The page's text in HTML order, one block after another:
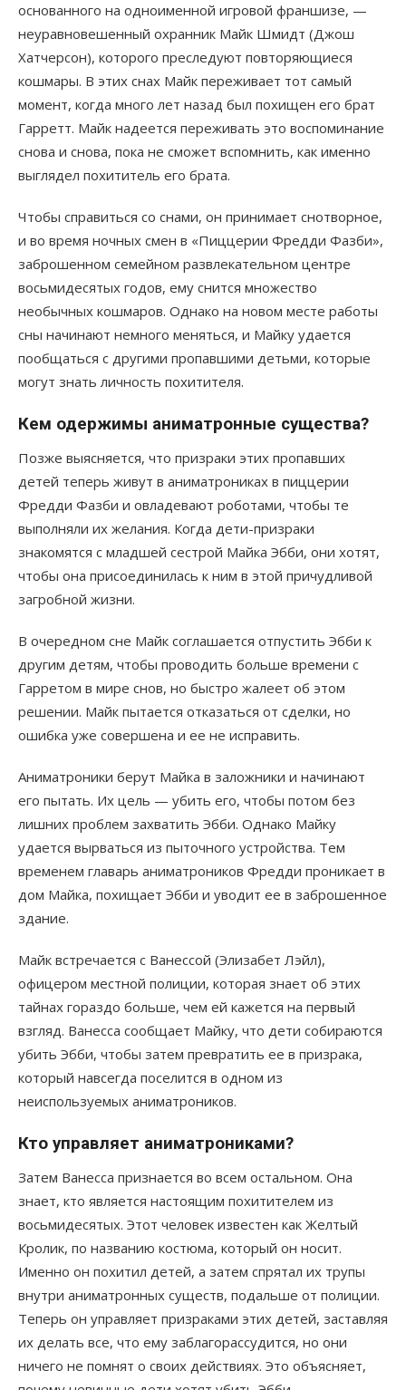
основанного на одноименной игровой франшизе, —
неуравновешенный охранник Майк Шмидт (Джош
Хатчерсон), которого преследуют повторяющиеся
кошмары. В этих снах Майк переживает тот самый
момент, когда много лет назад был похищен его брат
Гарретт. Майк надеется переживать это воспоминание
снова и снова, пока не сможет вспомнить, как именно
выглядел похититель его брата.
Чтобы справиться со снами, он принимает снотворное,
и во время ночных смен в «Пиццерии Фредди Фазби»,
заброшенном семейном развлекательном центре
восьмидесятых годов, ему снится множество
необычных кошмаров. Однако на новом месте работы
сны начинают немного меняться, и Майку удается
пообщаться с другими пропавшими детьми, которые
могут знать личность похитителя.
Кем одержимы аниматронные существа?
Позже выясняется, что призраки этих пропавших
детей теперь живут в аниматрониках в пиццерии
Фредди Фазби и овладевают роботами, чтобы те
выполняли их желания. Когда дети-призраки
знакомятся с младшей сестрой Майка Эбби, они хотят,
чтобы она присоединилась к ним в этой причудливой
загробной жизни.
В очередном сне Майк соглашается отпустить Эбби к
другим детям, чтобы проводить больше времени с
Гарретом в мире снов, но быстро жалеет об этом
решении. Майк пытается отказаться от сделки, но
ошибка уже совершена и ее не исправить.
Аниматроники берут Майка в заложники и начинают
его пытать. Их цель — убить его, чтобы потом без
лишних проблем захватить Эбби. Однако Майку
удается вырваться из пыточного устройства. Тем
временем главарь аниматроников Фредди проникает в
дом Майка, похищает Эбби и уводит ее в заброшенное
здание.
Майк встречается с Ванессой (Элизабет Лэйл),
офицером местной полиции, которая знает об этих
тайнах гораздо больше, чем ей кажется на первый
взгляд. Ванесса сообщает Майку, что дети собираются
убить Эбби, чтобы затем превратить ее в призрака,
который навсегда поселится в одном из
неиспользуемых аниматроников.
Кто управляет аниматрониками?
Затем Ванесса признается во всем остальном. Она
знает, кто является настоящим похитителем из
восьмидесятых. Этот человек известен как Желтый
Кролик, по названию костюма, который он носит.
Именно он похитил детей, а затем спрятал их трупы
внутри аниматронных существ, подальше от полиции.
Теперь он управляет призраками этих детей, заставляя
их делать все, что ему заблагорассудится, но они
ничего не помнят о своих действиях. Это объясняет,